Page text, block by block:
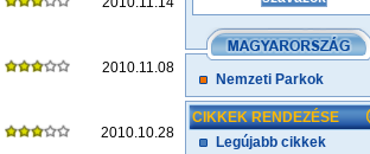
2010.11.08
2010.10.28
Nemzeti Parkok
CIKKEK RENDEZÉSE
Legújabb cikkek